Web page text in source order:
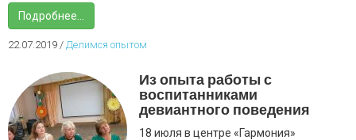
Подробнее...
22.07.2019 / Делимся опытом
Из опыта работы с
воспитанниками
девиантного поведения
18 июля в центре «Гармония»